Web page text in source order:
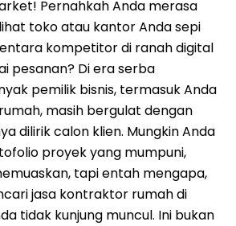
Pernahkah Anda merasa
toko atau kantor Anda sepi
kompetitor di ranah digital
pesanan? Di era serba
pemilik bisnis, termasuk Anda
masih bergulat dengan
dilirik calon klien. Mungkin Anda
proyek yang mumpuni,
tapi entah mengapa,
jasa kontraktor rumah di
tidak kunjung muncul. Ini bukan